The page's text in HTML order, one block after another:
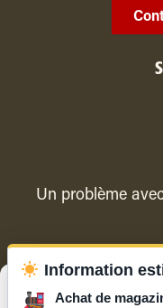
Un problème
Information
Achat de